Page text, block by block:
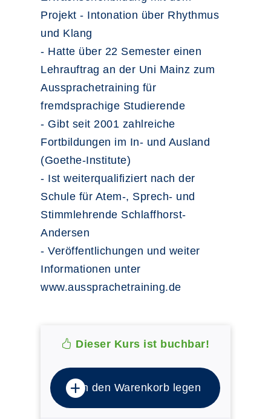
Projekt - Intonation über Rhythmus
und Klang
- Hatte über 22 Semester einen
Lehrauftrag an der Uni Mainz zum
Aussprachetraining für
fremdsprachige Studierende
- Gibt seit 2001 zahlreiche
Fortbildungen im In- und Ausland
(Goethe-Institute)
- Ist weiterqualifiziert nach der
Schule für Atem-, Sprech- und
Stimmlehrende Schlaffhorst-
Andersen
- Veröffentlichungen und weiter
Informationen unter
www.aussprachetraining.de
Dieser Kurs ist buchbar!
In den Warenkorb legen